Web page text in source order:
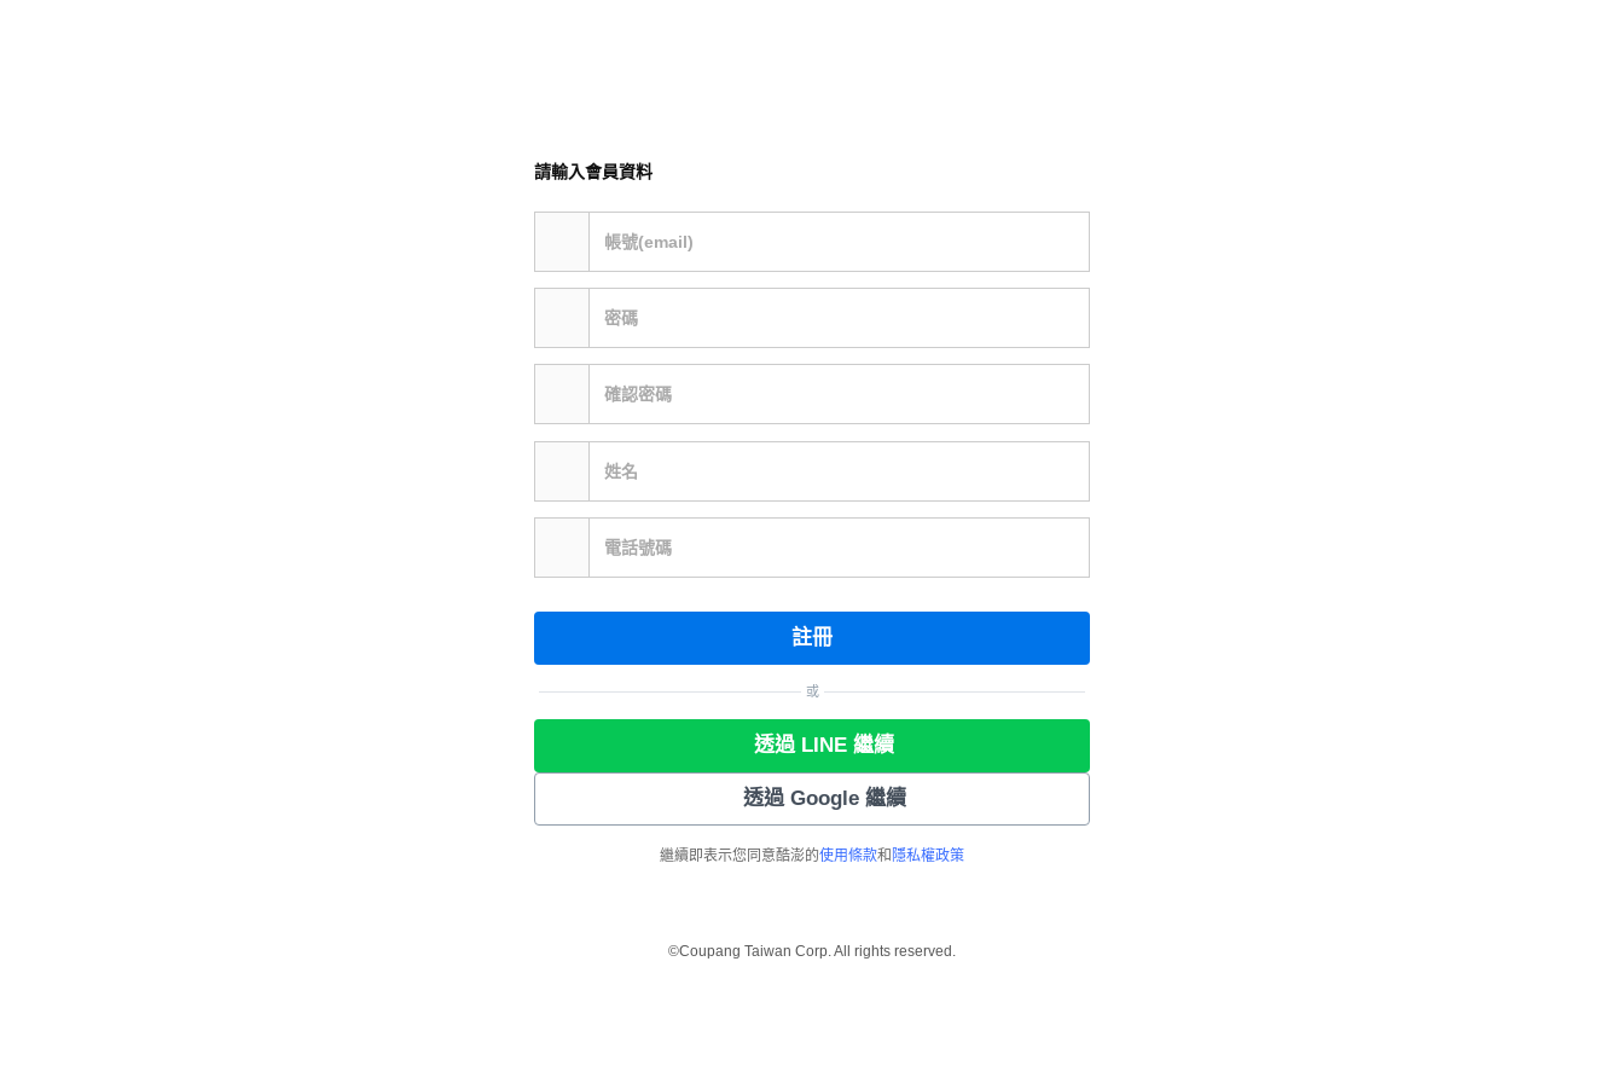
請輸入會員資料
帳號(email)
密碼
確認密碼
姓名
電話號碼
註冊
或
透過 LINE 繼續
透過 Google 繼續
繼續即表示您同意酷澎的使用條款和 隱私權政策
©Coupang Taiwan Corp. All rights reserved.